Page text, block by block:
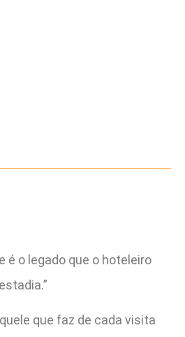
é o legado que o hoteleiro
que faz de cada visita